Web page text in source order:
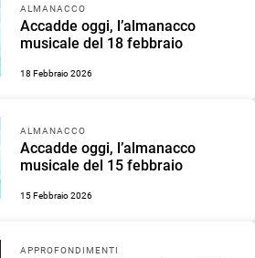
ALMANACCO
Accadde oggi, l’almanacco
musicale del 18 febbraio
18 Febbraio 2026
ALMANACCO
Accadde oggi, l’almanacco
musicale del 15 febbraio
15 Febbraio 2026
APPROFONDIMENTI